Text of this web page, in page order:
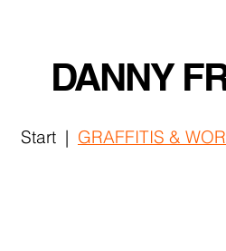
DANNY
Start | GRAFFITIS &